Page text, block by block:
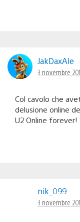
JakDaxAle
3 novembre
Col cavolo che
delusione online
U2 Online forever!
nik_099
3 novembre